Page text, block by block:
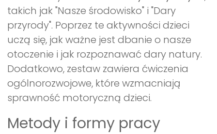
takich jak "Nasze środowisko" i "Dary
przyrody". Poprzez te aktywności dzieci
uczą się, jak ważne jest dbanie o nasze
otoczenie i jak rozpoznawać dary natury.
Dodatkowo, zestaw zawiera ćwiczenia
ogólnorozwojowe, które wzmacniają
sprawność motoryczną dzieci.
Metody i formy pracy